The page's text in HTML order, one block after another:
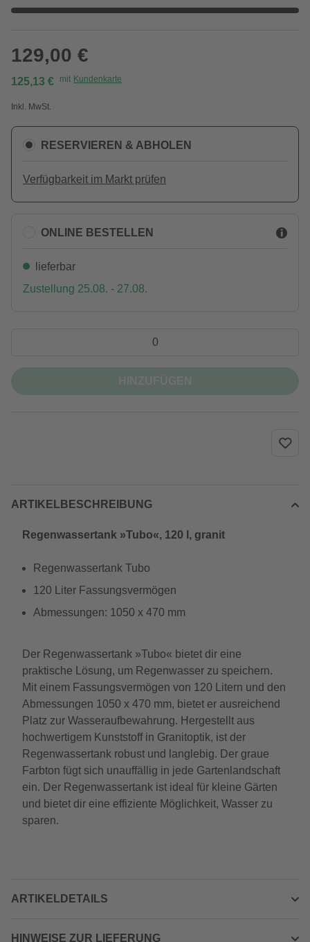
129,00 €
125,13 € mit Kundenkarte
Inkl. MwSt.
RESERVIEREN & ABHOLEN
Verfügbarkeit im Markt prüfen
ONLINE BESTELLEN
lieferbar
Zustellung 25.08. - 27.08.
ARTIKELBESCHREIBUNG
Regenwassertank »Tubo«, 120 l, granit
Regenwassertank Tubo
120 Liter Fassungsvermögen
Abmessungen: 1050 x 470 mm
Der Regenwassertank »Tubo« bietet dir eine
praktische Lösung, um Regenwasser zu speichern.
Mit einem Fassungsvermögen von 120 Litern und den
Abmessungen 1050 x 470 mm, bietet er ausreichend
Platz zur Wasseraufbewahrung. Hergestellt aus
hochwertigem Kunststoff in Granitoptik, ist der
Regenwassertank robust und langlebig. Der graue
Farbton fügt sich unauffällig in jede Gartenlandschaft
ein. Der Regenwassertank ist ideal für kleine Gärten
und bietet dir eine effiziente Möglichkeit, Wasser zu
sparen.
ARTIKELDETAILS
HINWEISE ZUR LIEFERUNG